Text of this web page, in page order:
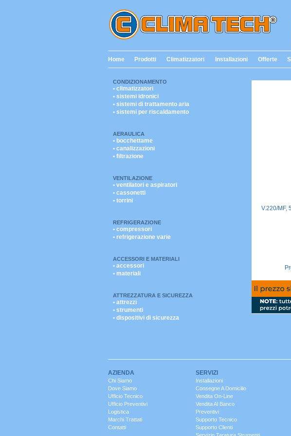
Home Prodotti Climatizzatori Installazioni Offerte
CONDIZIONAMENTO
• climatizzatori
• sistemi idronici
• sistemi di trattamento aria
• sistemi per riscaldamento
AERAULICA
• bocchettame
• canalizzazioni
• filtrazione
VENTILAZIONE
• ventilatori e aspiratori
• cassonetti
• torrini
REFRIGERAZIONE
• compressori
• refrigerazione varie
ACCESSORI E MATERIALI
• accessori
• materiali
ATTREZZATURA E SICUREZZA
• attrezzi
• strumenti
• dispositivi di sicurezza
V.220/MF,
AZIENDA
Chi Siamo
Dove Siamo
Ufficio Tecnico
Ufficio Preventivi
Logistica
Marchi Trattati
Contatti
SERVIZI
Installazioni
Consegne A Domicilio
Vendita On-Line
Vendita Al Banco
Preventivi
Supporto Tecnico
Supporto Clienti